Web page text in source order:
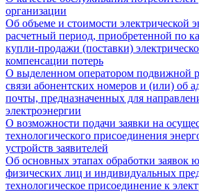
организации
Об объеме и стоимости электрической
расчетный период, приобретенной по
купли-продажи (поставки)
компенсации потерь
О выделенном оператором подвижной
связи абонентских номеров и (или) об
почты, предназначенных для
электроэнергии
О возможности подачи заявки на
технологического присоединения
устройств заявителей
Об основных этапах обработки заявок
физических лиц и индивидуальных
технологическое присоединение к